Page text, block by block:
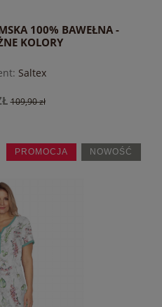
100% BAWEŁNA -
KOLORY
Saltex
109,90 zł
PROMOCJA NOWOŚĆ